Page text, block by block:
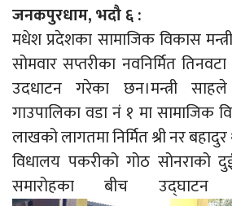
जनकपुरधाम, भदौ ६ :
मधेश प्रदेशका सामाजिक विकास
सोमवार सप्तरीका नवनिर्मित
उदधाटन गरेका छन।मन्त्री
गाउपालिका वडा नं १ मा सामाजिक
लाखको लागतमा निर्मित श्री नर
विधालय पकरीको गोठ
समारोहका बीच